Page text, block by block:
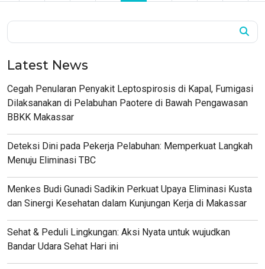
Latest News
Cegah Penularan Penyakit Leptospirosis di Kapal, Fumigasi
Dilaksanakan di Pelabuhan Paotere di Bawah Pengawasan
BBKK Makassar
Deteksi Dini pada Pekerja Pelabuhan: Memperkuat Langkah
Menuju Eliminasi TBC
Menkes Budi Gunadi Sadikin Perkuat Upaya Eliminasi Kusta
dan Sinergi Kesehatan dalam Kunjungan Kerja di Makassar
Sehat & Peduli Lingkungan: Aksi Nyata untuk wujudkan
Bandar Udara Sehat Hari ini